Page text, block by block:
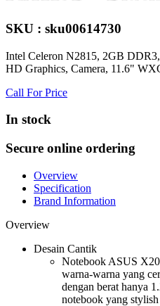
SKU : sku00614730
Intel Celeron N2815, 2GB
HD Graphics, Camera, 11.6"
Call For Price
In stock
Secure online ordering
Overview
Specification
Brand Information
Overview
Desain Cantik
Notebook ASUS
warna-warna yang
dengan berat hanya
notebook yang